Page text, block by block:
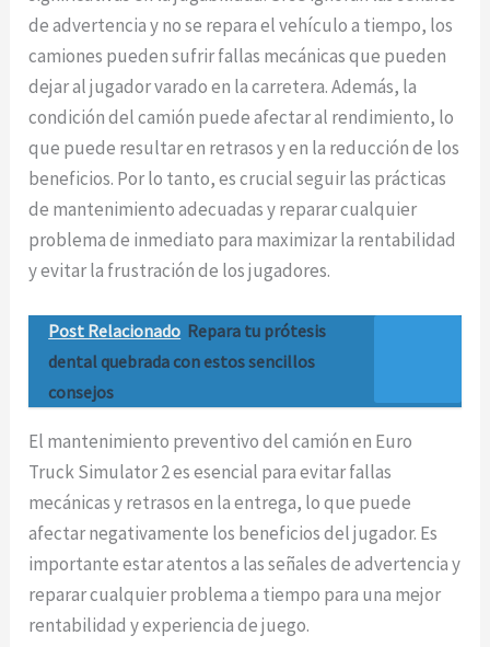
de advertencia y no se repara el vehículo a tiempo, los
camiones pueden sufrir fallas mecánicas que pueden
dejar al jugador varado en la carretera. Además, la
condición del camión puede afectar al rendimiento, lo
que puede resultar en retrasos y en la reducción de los
beneficios. Por lo tanto, es crucial seguir las prácticas
de mantenimiento adecuadas y reparar cualquier
problema de inmediato para maximizar la rentabilidad
y evitar la frustración de los jugadores.
Post Relacionado Repara tu prótesis
dental quebrada con estos sencillos
consejos
El mantenimiento preventivo del camión en Euro
Truck Simulator 2 es esencial para evitar fallas
mecánicas y retrasos en la entrega, lo que puede
afectar negativamente los beneficios del jugador. Es
importante estar atentos a las señales de advertencia y
reparar cualquier problema a tiempo para una mejor
rentabilidad y experiencia de juego.